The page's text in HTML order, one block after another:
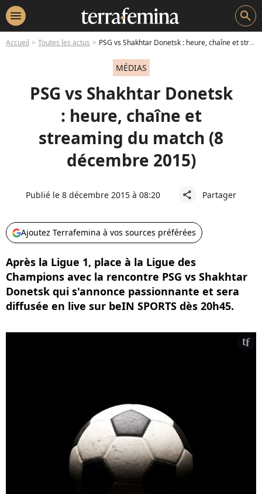
menu search
Accueil Toutes les actus PSG vs Shakhtar Donetsk : heure, chaîne et streaming du match (8 décembre 2015)
MÉDIAS
PSG vs Shakhtar Donetsk
: heure, chaîne et
streaming du match (8
décembre 2015)
Publié le 8 décembre 2015 à 08:20 share Partager
Ajoutez Terrafemina à vos sources préférées
Après la Ligue 1, place à la Ligue des
Champions avec la rencontre PSG vs Shakhtar
Donetsk qui s'annonce passionnante et sera
diffusée en live sur beIN SPORTS dès 20h45.